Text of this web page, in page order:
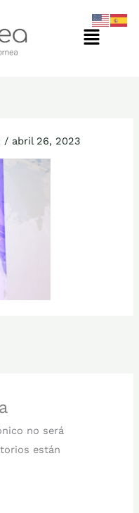
Menú
/ abril 26, 2023
no será
están